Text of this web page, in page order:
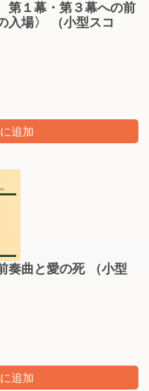
１幕・第３幕への前
入場〉 （小型スコ
追加
奏曲と愛の死 （小型
追加